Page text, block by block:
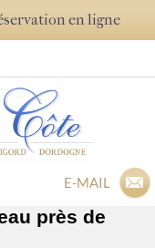
en ligne
E-MAIL
près de